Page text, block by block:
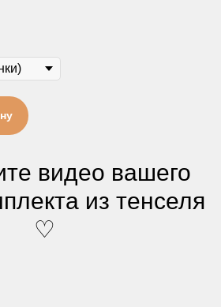
видео вашего
из тенселя
♡